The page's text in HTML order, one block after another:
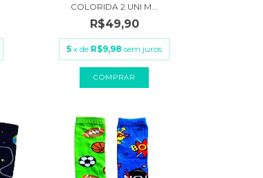
COLORIDA 2 UNI M...
R$49,90
5 x de R$9,98 sem juros
COMPRAR